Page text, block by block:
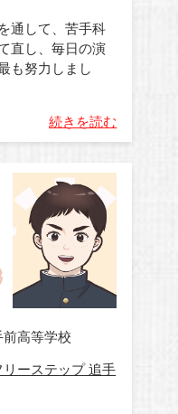
通して、苦手科
直し、毎日の演
も努力しまし
続きを読む
高等学校
ーステップ 追手